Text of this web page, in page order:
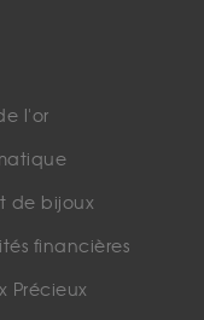
l'or
de bijoux
financières
Précieux